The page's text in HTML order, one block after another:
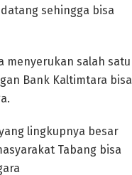
sehingga bisa
menyerukan salah satu
Bank Kaltimtara bisa
lingkupnya besar
Tabang bisa